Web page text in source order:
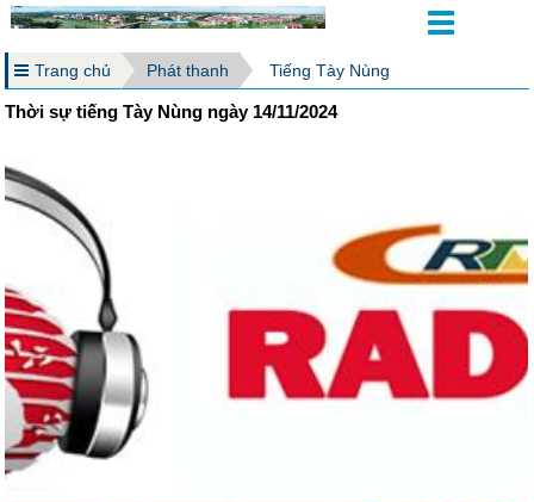
Trang chủ Phát thanh Tiếng Tày Nùng
Thời sự tiếng Tày Nùng ngày 14/11/2024